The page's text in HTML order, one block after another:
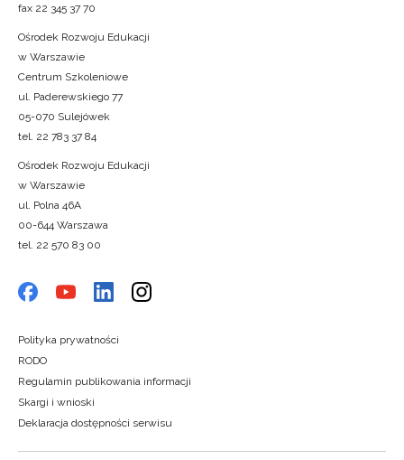
fax 22 345 37 70
Ośrodek Rozwoju Edukacji
w Warszawie
Centrum Szkoleniowe
ul. Paderewskiego 77
05-070 Sulejówek
tel. 22 783 37 84
Ośrodek Rozwoju Edukacji
w Warszawie
ul. Polna 46A
00-644 Warszawa
tel. 22 570 83 00
Polityka prywatności
RODO
Regulamin publikowania informacji
Skargi i wnioski
Deklaracja dostępności serwisu